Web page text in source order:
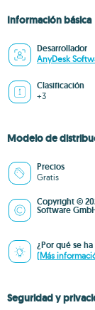
Información básica
Desarrollador
AnyDesk
Clasificación
+3
Modelo de
Precios
Gratis
Copyright ©
Software
¿Por qué se
(Más
Seguridad y